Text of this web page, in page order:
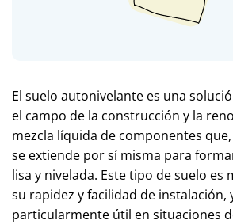
El suelo autonivelante es una
el campo de la construcción y la
mezcla líquida de componentes
se extiende por sí misma para
lisa y nivelada. Este tipo de suelo es
su rapidez y facilidad de instalación,
particularmente útil en situaciones